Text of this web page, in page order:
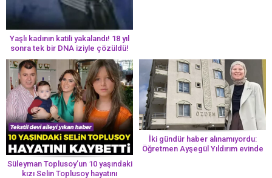
Yaşlı kadının katili yakalandı! 18 yıl
sonra tek bir DNA iziyle çözüldü!
Süleyman Toplusoy’un 10 yaşındaki
kızı Selin Toplusoy hayatını
İki gündür haber alınamıyordu:
Öğretmen Ayşegül Yıldırım evinde